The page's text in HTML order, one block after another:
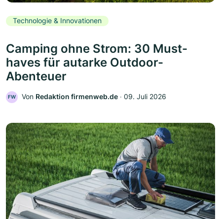
Technologie & Innovationen
Camping ohne Strom: 30 Must-
haves für autarke Outdoor-
Abenteuer
FW Von Redaktion firmenweb.de ‧ 09. Juli 2026